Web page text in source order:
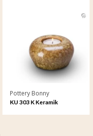
Pottery Bonny
KU 303 K Keramik